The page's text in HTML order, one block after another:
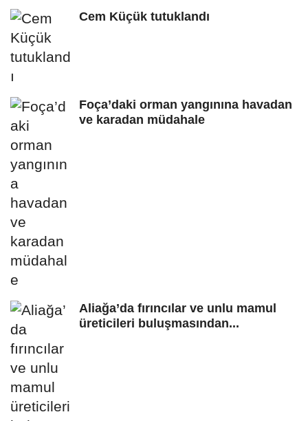
Cem Küçük tutuklandı
Foça’daki orman yangınına havadan
ve karadan müdahale
Aliağa’da fırıncılar ve unlu mamul
üreticileri buluşmasından...